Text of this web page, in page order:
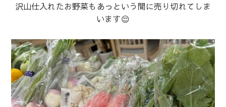
沢山仕入れたお野菜もあっという間に売り切れてしま
います😌